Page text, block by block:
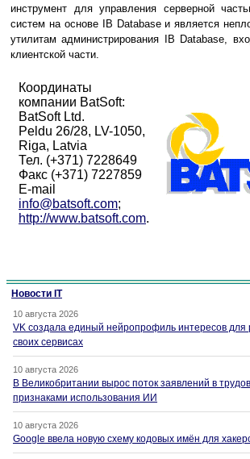
инструмент для управления серверной
систем на основе IB Database и является
утилитам администрирования IB Database,
клиентской части.
Координаты
компании BatSoft:
BatSoft Ltd.
Peldu 26/28, LV-1050,
Riga, Latvia
Тел. (+371) 7228649
Факс (+371) 7227859
E-mail
info@batsoft.com;
http://www.batsoft.com.
Новости IT
10 августа 2026
VK создала единый нейропрофиль интересов для
своих сервисах
10 августа 2026
В Великобритании вырос поток заявлений в
признаками использования ИИ
10 августа 2026
Google ввела новую схему кодовых имён для